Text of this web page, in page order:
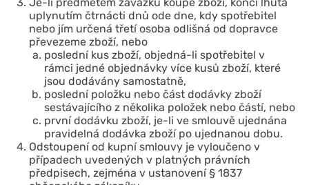
Je-li předmětem závazku koupě zboží, končí lhůta
uplynutím čtrnácti dnů ode dne, kdy spotřebitel
nebo jím určená třetí osoba odlišná od dopravce
převezeme zboží, nebo
poslední kus zboží, objedná-li spotřebitel v
rámci jedné objednávky více kusů zboží, které
jsou dodávány samostatně,
poslední položku nebo část dodávky zboží
sestávajícího z několika položek nebo částí, nebo
první dodávku zboží, je-li ve smlouvě ujednána
pravidelná dodávka zboží po ujednanou dobu.
Odstoupení od kupní smlouvy je vyloučeno v
případech uvedených v platných právních
předpisech, zejména v ustanovení § 1837